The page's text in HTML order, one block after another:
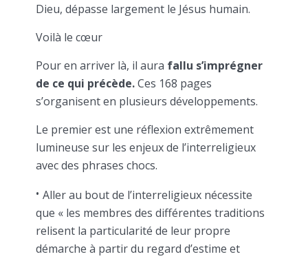
Dieu, dépasse largement le Jésus humain.
Voilà le cœur
Pour en arriver là, il aura fallu s’imprégner
de ce qui précède.Ces 168 pages
s’organisent en plusieurs développements.
Le premier est une réflexion extrêmement
lumineuse sur les enjeux de l’interreligieux
avec des phrases chocs.
Aller au bout de l’interreligieux nécessite
que « les membres des différentes traditions
relisent la particularité de leur propre
démarche à partir du regard d’estime et